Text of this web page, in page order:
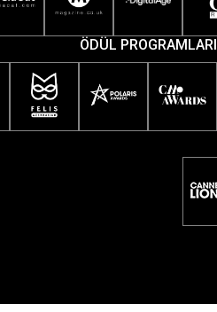
ÖDÜL PROGRAMLARI